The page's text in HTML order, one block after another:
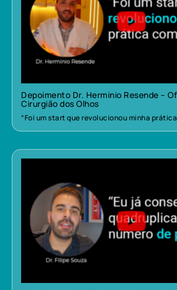
Depoimento Dr. Herminio Resende –
Cirurgião dos Olhos
“Foi um start que revolucionou minha